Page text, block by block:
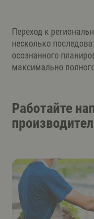
Переход к
несколько
осознанного
максимально
Работайте